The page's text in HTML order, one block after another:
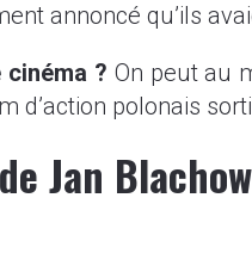
annoncé qu’ils
? On peut au
d’action polonais
e Jan